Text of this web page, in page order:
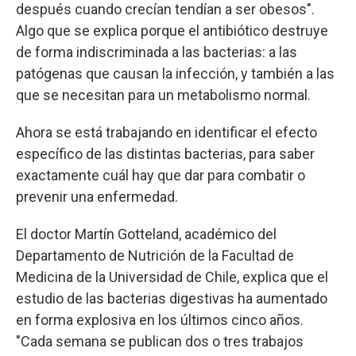
después cuando crecían tendían a ser obesos".
Algo que se explica porque el antibiótico destruye
de forma indiscriminada a las bacterias: a las
patógenas que causan la infección, y también a las
que se necesitan para un metabolismo normal.
Ahora se está trabajando en identificar el efecto
específico de las distintas bacterias, para saber
exactamente cuál hay que dar para combatir o
prevenir una enfermedad.
El doctor Martín Gotteland, académico del
Departamento de Nutrición de la Facultad de
Medicina de la Universidad de Chile, explica que el
estudio de las bacterias digestivas ha aumentado
en forma explosiva en los últimos cinco años.
"Cada semana se publican dos o tres trabajos